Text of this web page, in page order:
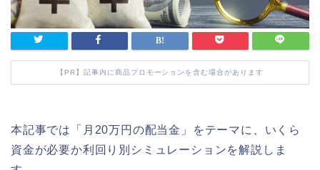
【PR】記事内に商品プロモーションを含む場合があります
本記事では「月20万円の配当金」をテーマに、いくら
資金が必要か利回り別シミュレーションを解説しま